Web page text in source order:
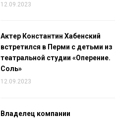
12.09.2023
Актер Константин Хабенский
встретился в Перми с детьми из
театральной студии «Оперение.
Соль»
12.09.2023
Владелец компании